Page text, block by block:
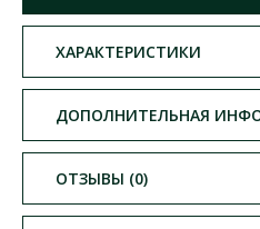
ХАРАКТЕРИСТИКИ
ДОПОЛНИТЕЛЬНАЯ
ОТЗЫВЫ (0)